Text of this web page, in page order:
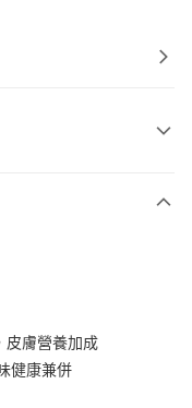
皮膚營養加成
健康兼併